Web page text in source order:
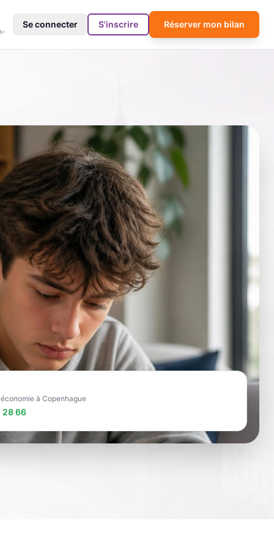
Se connecter S'inscrire Réserver mon bilan
à Copenhague
28 66